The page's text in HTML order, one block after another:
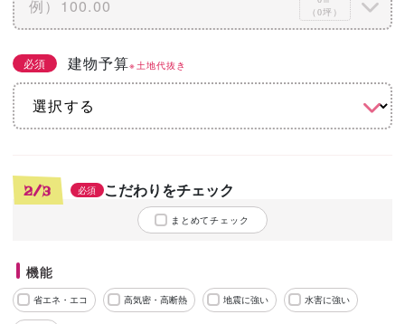
（0坪）
必須 建物予算※土地代抜き
2/3 必須 こだわりをチェック
まとめてチェック
機能
省エネ・エコ 高気密・高断熱 地震に強い 水害に強い